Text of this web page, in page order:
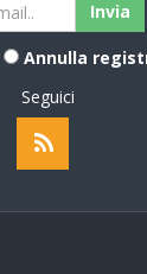
Annulla
Seguici